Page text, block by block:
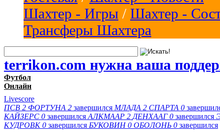
Шахтер - Игры / Шахтер -
Трансферы Шахтера
terrikon.com нужна ваша
Футбол
Онлайн
Livescore
ПСВ 2 ФОРТУНА 2 завершился МЛАДА 2 СПАРТА 0
КАЙЗЕРС 0 завершился АЛКМААР 2 ДЕНХААГ 0 завершился
КУДРОВК 0 завершился БУКОВИН 0 ОБОЛОНЬ 0 завершился